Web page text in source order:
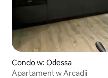
Condo w: Odessa
Apartament w Arcadii